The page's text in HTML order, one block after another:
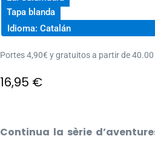
Tapa blanda
Idioma: Catalán
Portes 4,90€ y gratuitos a partir de 40.00
16,95 €
Continua la sèrie